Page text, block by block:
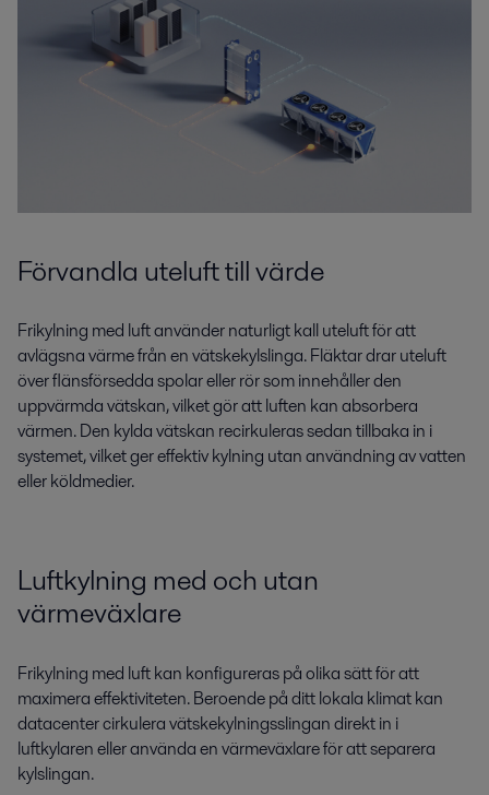
Förvandla uteluft till värde
Frikylning med luft använder naturligt kall uteluft för att
avlägsna värme från en vätskekylslinga. Fläktar drar uteluft
över flänsförsedda spolar eller rör som innehåller den
uppvärmda vätskan, vilket gör att luften kan absorbera
värmen. Den kylda vätskan recirkuleras sedan tillbaka in i
systemet, vilket ger effektiv kylning utan användning av vatten
eller köldmedier.
Luftkylning med och utan
värmeväxlare
Frikylning med luft kan konfigureras på olika sätt för att
maximera effektiviteten. Beroende på ditt lokala klimat kan
datacenter cirkulera vätskekylningsslingan direkt in i
luftkylaren eller använda en värmeväxlare för att separera
kylslingan.